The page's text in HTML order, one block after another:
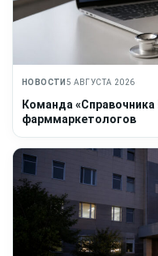
НОВОСТИ 5 АВГУСТА 2026
Команда «Справочника
фарммаркетологов